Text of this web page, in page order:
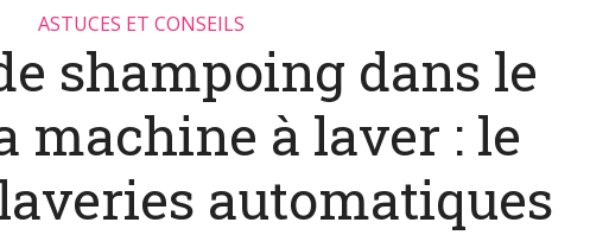
ASTUCES ET CONSEILS
shampoing dans le
machine à laver : le
automatiques